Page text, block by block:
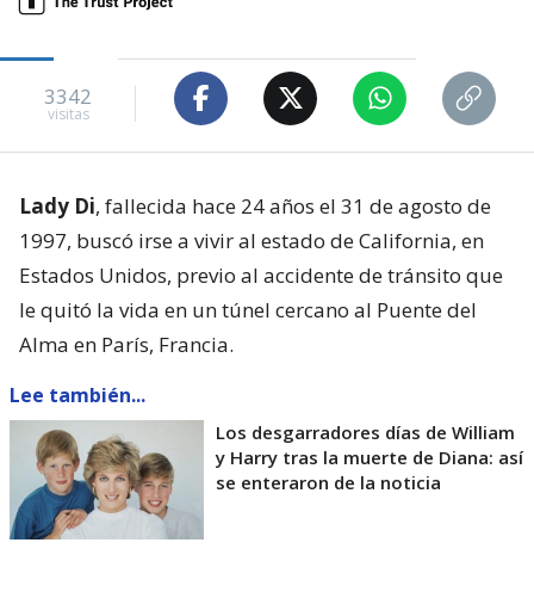
3342
visitas
Lady Di, fallecida hace 24 años el 31 de agosto de
1997, buscó irse a vivir al estado de California, en
Estados Unidos, previo al accidente de tránsito que
le quitó la vida en un túnel cercano al Puente del
Alma en París, Francia.
Lee también...
Los desgarradores días de William
y Harry tras la muerte de Diana: así
se enteraron de la noticia